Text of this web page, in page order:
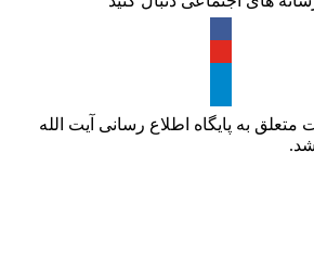
به پایگاه اطلاع رسانی آیت الله